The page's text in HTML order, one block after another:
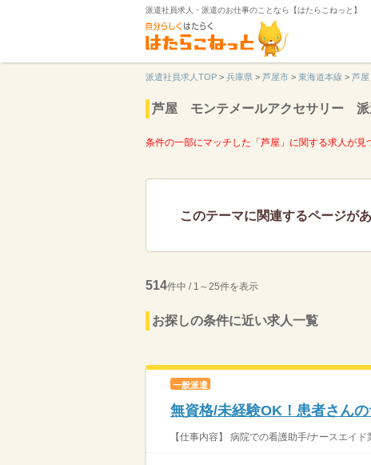
派遣社員求人・派遣のお仕事のことなら【はたらこねっと】
派遣社員求人TOP > 兵庫県 > 芦屋市 > 東海道本線 > 芦屋
芦屋 モンテメールアクセサリー 派
条件の一部にマッチした「芦屋」に関する求人が見
このテーマに関連するページが
514件中 / 1～25件を表示
お探しの条件に近い求人一覧
一般派遣
無資格/未経験OK！患者さん
【仕事内容】 病院での看護助手/ナースエイ